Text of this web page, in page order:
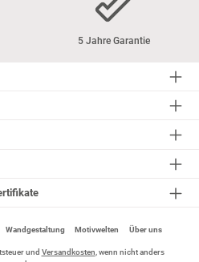
5 Jahre Garantie
Wandgestaltung Motivwelten Über uns
und Versandkosten, wenn nicht anders